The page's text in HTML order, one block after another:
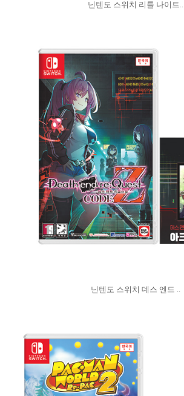
닌텐도 스위치 리틀 나이트..
닌텐도 스위치 데스 엔드 ..